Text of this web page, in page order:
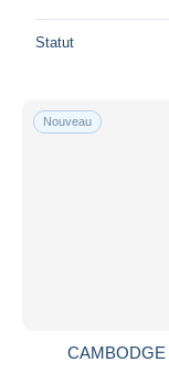
Statut
Nouveau
CAMBODGE